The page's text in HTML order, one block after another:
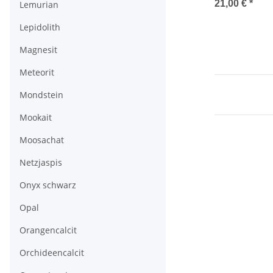
21,00 € *
Lemurian
Lepidolith
Magnesit
Meteorit
Mondstein
Mookait
Moosachat
Netzjaspis
Onyx schwarz
Opal
Orangencalcit
Orchideencalcit